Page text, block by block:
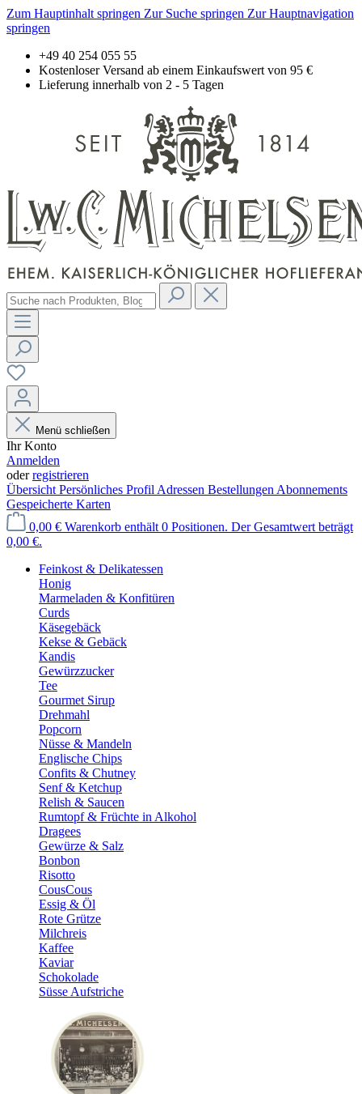
Zum Hauptinhalt springen Zur Suche springen Zur Hauptnavigation
springen
+49 40 254 055 55
Kostenloser Versand ab einem Einkaufswert von 95 €
Lieferung innerhalb von 2 - 5 Tagen
Menü schließen
Ihr Konto
Anmelden
oderregistrieren
Übersicht Persönliches Profil Adressen Bestellungen Abonnements
Gespeicherte Karten
0,00 € Warenkorb enthält 0 Positionen. Der Gesamtwert beträgt
0,00 €.
Feinkost & Delikatessen
Honig
Marmeladen & Konfitüren
Curds
Käsegebäck
Kekse & Gebäck
Kandis
Gewürzzucker
Tee
Gourmet Sirup
Drehmahl
Popcorn
Nüsse & Mandeln
Englische Chips
Confits & Chutney
Senf & Ketchup
Relish & Saucen
Rumtopf & Früchte in Alkohol
Dragees
Gewürze & Salz
Bonbon
Risotto
CousCous
Essig & Öl
Rote Grütze
Milchreis
Kaffee
Kaviar
Schokolade
Süsse Aufstriche